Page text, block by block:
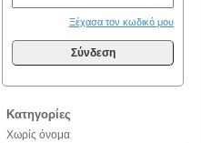
Ξέχασα τον κωδικό μου
Σύνδεση
Κατηγορίες
Χωρίς όνομα